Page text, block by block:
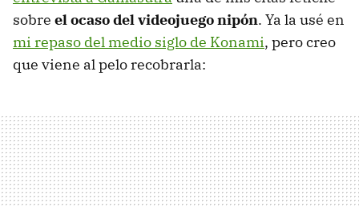
sobre el ocaso del videojuego nipón. Ya la usé en
mi repaso del medio siglo de Konami, pero creo
que viene al pelo recobrarla: